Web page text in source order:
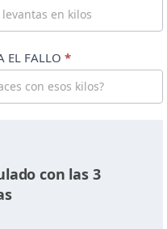
EL FALLO *
con las 3